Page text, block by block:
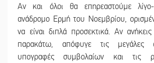
Αν και όλοι θα επηρεαστούμε
ανάδρομο Ερμή του Νοεμβρίου,
να είναι διπλά προσεκτικά. Αν
παρακάτω, απόφυγε τις μεγάλες
υπογραφές συμβολαίων και τις